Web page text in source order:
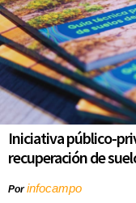
Iniciativa público-
recuperación de
Porinfocampo